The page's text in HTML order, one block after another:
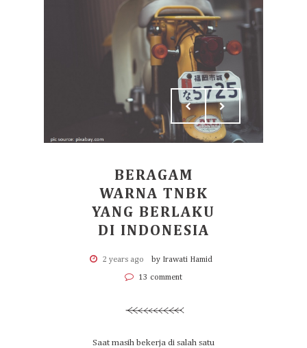
BERAGAM
WARNA TNBK
YANG BERLAKU
DI INDONESIA
2 years ago by Irawati Hamid
13 comment
Saat masih bekerja di salah satu